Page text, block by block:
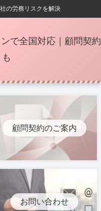
の労務リスクを解決
で全国対応｜顧問契約
顧問契約のご案内
お問い合わせ